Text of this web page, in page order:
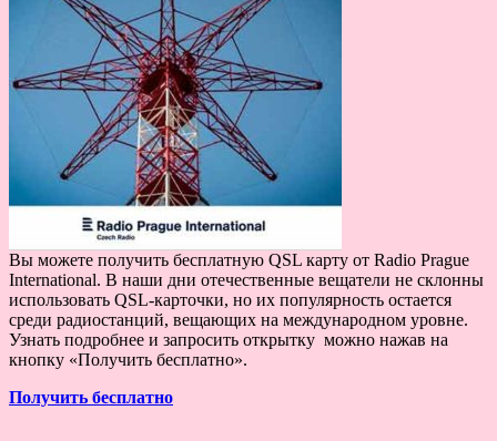
Вы можете получить бесплатную QSL карту от Radio Prague
International. В наши дни отечественные вещатели не склонны
использовать QSL-карточки, но их популярность остается
среди радиостанций, вещающих на международном уровне.
Узнать подробнее и запросить открытку можно нажав на
кнопку «Получить бесплатно».
Получить бесплатно